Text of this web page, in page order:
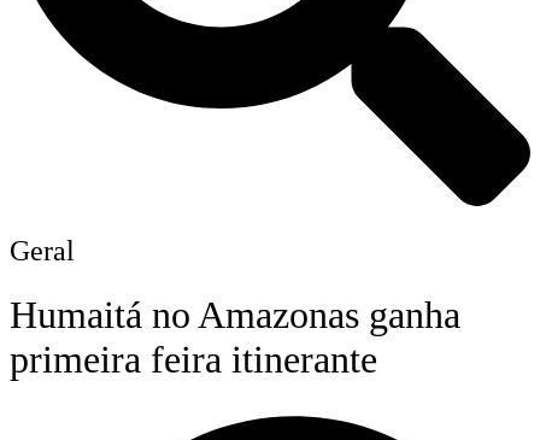
Geral
Humaitá no Amazonas ganha
primeira feira itinerante